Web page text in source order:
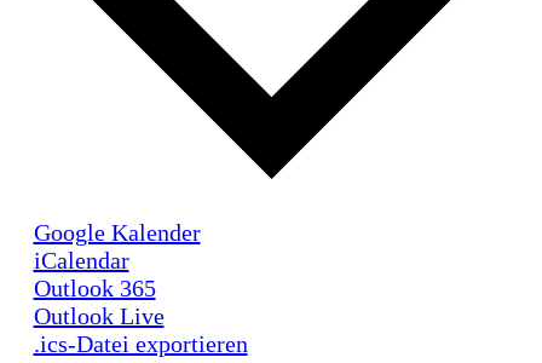
Google Kalender
iCalendar
Outlook 365
Outlook Live
.ics-Datei exportieren